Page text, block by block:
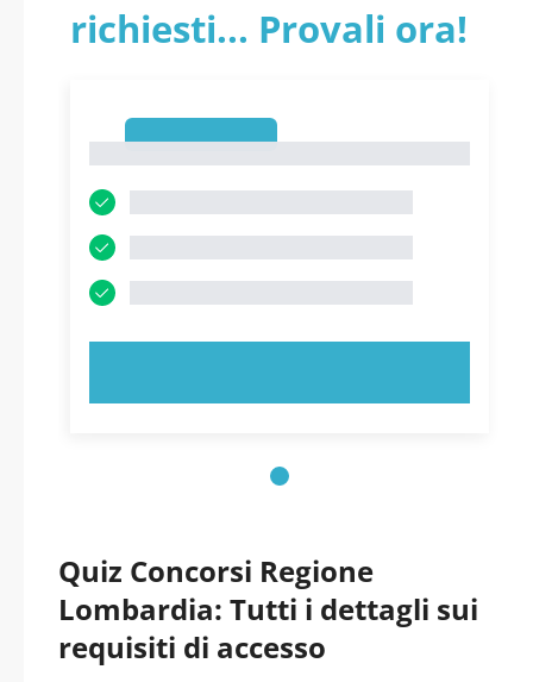
richiesti... Provali ora!
Quiz Concorsi Regione
Lombardia: Tutti i dettagli sui
requisiti di accesso